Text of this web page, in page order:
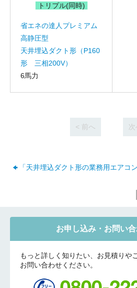
トリプル(同時)
省エネの達人プレミアム
高静圧型
天井埋込ダクト形（P160
形 三相200V）
6馬力
< 前へ 次
「天井埋込ダクト形の業務用エアコ
お申し込み・お問い合
もっと詳しく知りたい、お見積りや
お問い合わせください。